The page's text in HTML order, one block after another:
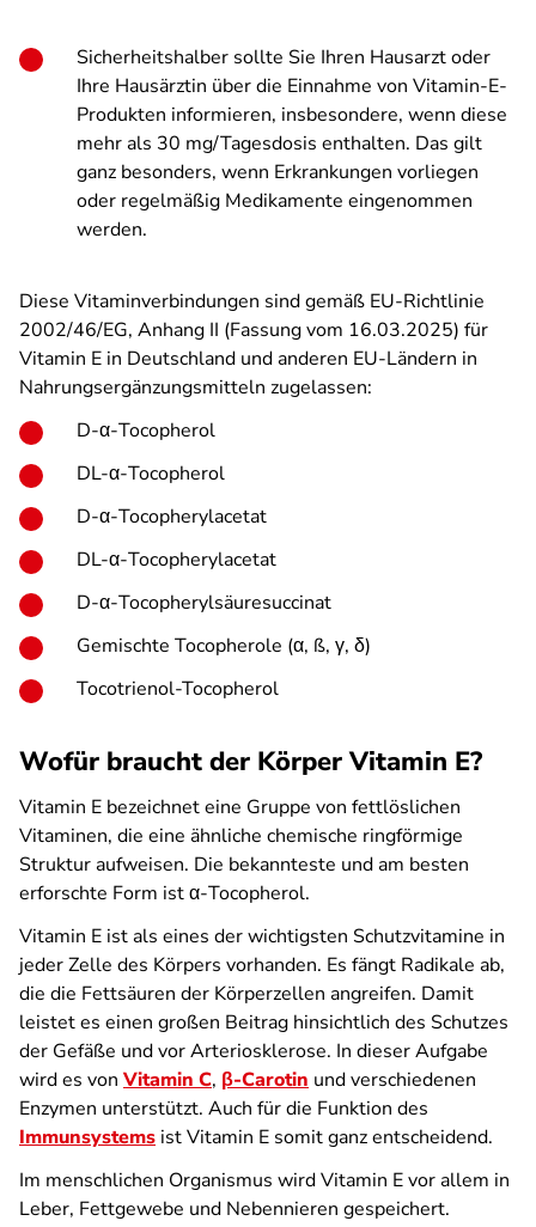
Sicherheitshalber sollte Sie Ihren Hausarzt oder
Ihre Hausärztin über die Einnahme von Vitamin-E-
Produkten informieren, insbesondere, wenn diese
mehr als 30 mg/Tagesdosis enthalten. Das gilt
ganz besonders, wenn Erkrankungen vorliegen
oder regelmäßig Medikamente eingenommen
werden.
Diese Vitaminverbindungen sind gemäß EU-Richtlinie
2002/46/EG, Anhang II (Fassung vom 16.03.2025) für
Vitamin E in Deutschland und anderen EU-Ländern in
Nahrungsergänzungsmitteln zugelassen:
D-α-Tocopherol
DL-α-Tocopherol
D-α-Tocopherylacetat
DL-α-Tocopherylacetat
D-α-Tocopherylsäuresuccinat
Gemischte Tocopherole (α, ß, γ, δ)
Tocotrienol-Tocopherol
Wofür braucht der Körper Vitamin E?
Vitamin E bezeichnet eine Gruppe von fettlöslichen
Vitaminen, die eine ähnliche chemische ringförmige
Struktur aufweisen. Die bekannteste und am besten
erforschte Form ist α-Tocopherol.
Vitamin E ist als eines der wichtigsten Schutzvitamine in
jeder Zelle des Körpers vorhanden. Es fängt Radikale ab,
die die Fettsäuren der Körperzellen angreifen. Damit
leistet es einen großen Beitrag hinsichtlich des Schutzes
der Gefäße und vor Arteriosklerose. In dieser Aufgabe
wird es von Vitamin C, β-Carotin und verschiedenen
Enzymen unterstützt. Auch für die Funktion des
Immunsystems ist Vitamin E somit ganz entscheidend.
Im menschlichen Organismus wird Vitamin E vor allem in
Leber, Fettgewebe und Nebennieren gespeichert.